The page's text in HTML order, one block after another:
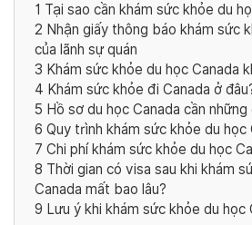
1 Tại sao cần khám sức khỏe du
2 Nhận giấy thông báo khám sức
của lãnh sự quán
3 Khám sức khỏe du học Canada
4 Khám sức khỏe đi Canada ở
5 Hồ sơ du học Canada cần những
6 Quy trình khám sức khỏe du học
7 Chi phí khám sức khỏe du học
8 Thời gian có visa sau khi khám
Canada mất bao lâu?
9 Lưu ý khi khám sức khỏe du học